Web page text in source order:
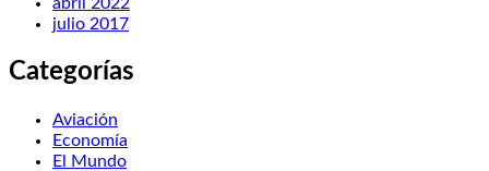
julio 2017
Categorías
Aviación
Economía
El Mundo